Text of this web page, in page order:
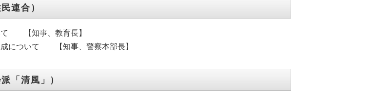
連合）
て 【知事、教育長】
成について 【知事、警察本部長】
「清風」）